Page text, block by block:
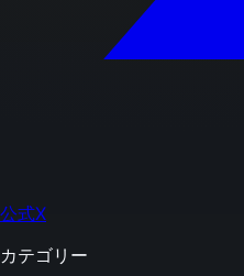
公式X
カテゴリー